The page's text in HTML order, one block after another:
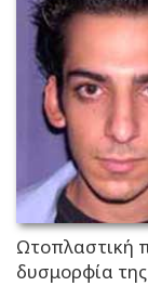
Ωτοπλαστική
δυσμορφία